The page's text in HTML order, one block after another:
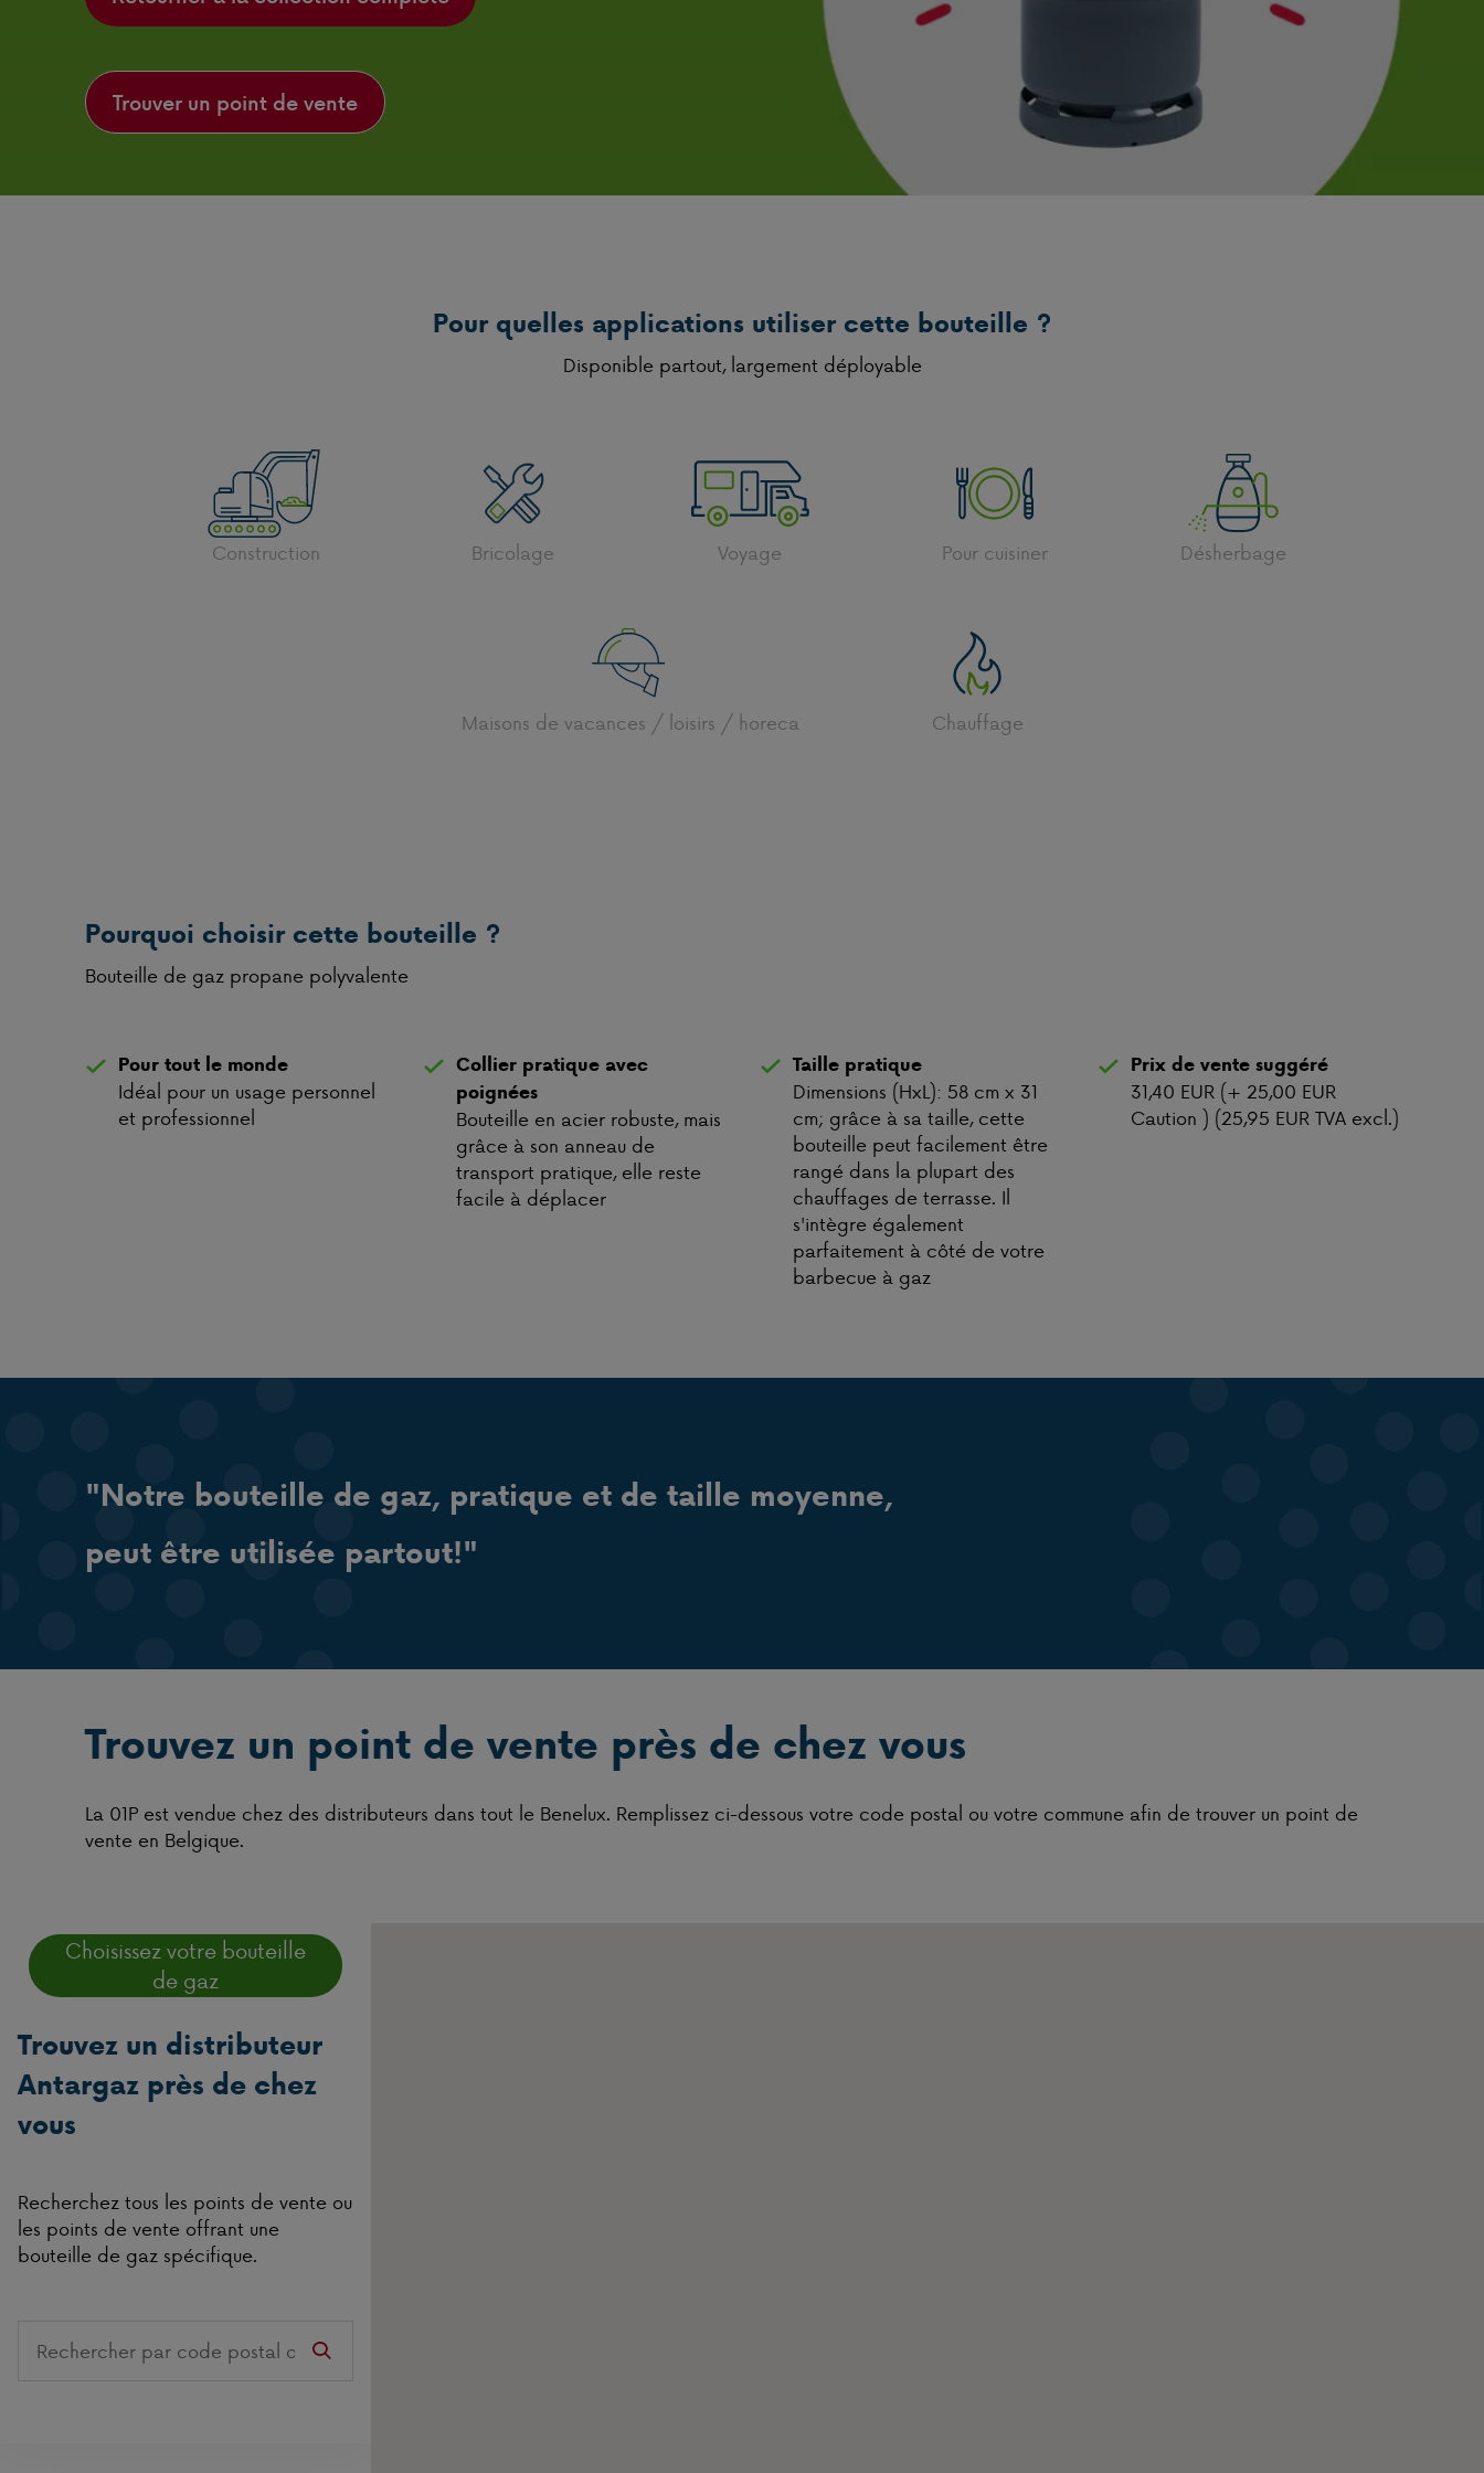
Trouver un point de vente
Pour quelles applications utiliser cette bouteille ?
Disponible partout, largement déployable
Construction Bricolage Voyage Pour cuisiner Désherbage
Maisons de vacances / loisirs / horeca Chauffage
Pourquoi choisir cette bouteille ?
Bouteille de gaz propane polyvalente
Pour tout le monde
Idéal pour un usage personnel
et professionnel
Collier pratique avec
poignées
Bouteille en acier robuste, mais
grâce à son anneau de
transport pratique, elle reste
facile à déplacer
Taille pratique
Dimensions (HxL): 58 cm x 31
cm; grâce à sa taille, cette
bouteille peut facilement être
rangé dans la plupart des
chauffages de terrasse. Il
s'intègre également
parfaitement à côté de votre
barbecue à gaz
Prix de vente suggéré
31,40 EUR (+ 25,00 EUR
Caution ) (25,95 EUR TVA excl.)
"Notre bouteille de gaz, pratique et de taille moyenne,
peut être utilisée partout!"
Trouvez un point de vente près de chez vous
La 01P est vendue chez des distributeurs dans tout le Benelux. Remplissez ci-dessous votre code postal ou votre commune afin de trouver un point de
vente en Belgique.
Choisissez votre bouteille
de gaz
Trouvez un distributeur
Antargaz près de chez
vous
Recherchez tous les points de vente ou
les points de vente offrant une
bouteille de gaz spécifique.
on